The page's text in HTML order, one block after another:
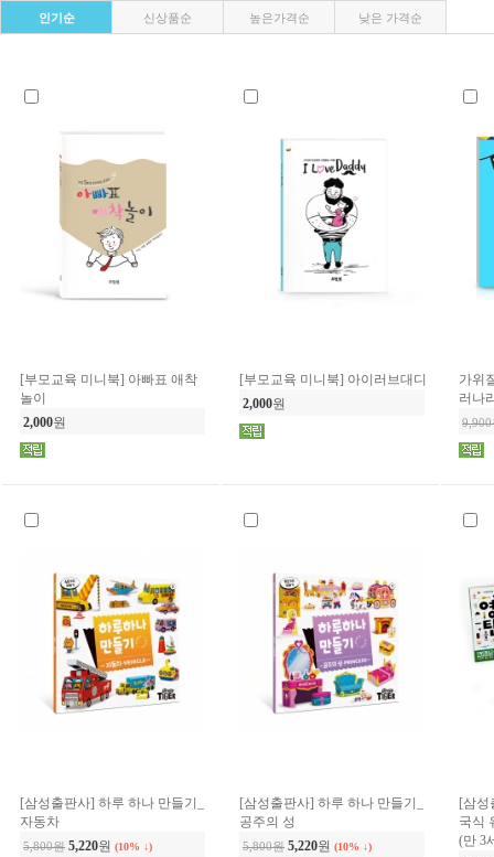
인기순 신상품순 높은가격순 낮은 가격순
[부모교육 미니북] 아빠표 애착
놀이
2,000원
[부모교육 미니북] 아이러브대디
2,000원
가위
러나
9,900
[삼성출판사] 하루 하나 만들기_
자동차
5,800원 5,220원 (10% ↓)
[삼성출판사] 하루 하나 만들기_
공주의 성
5,800원 5,220원 (10% ↓)
[삼성
국식
(만 3